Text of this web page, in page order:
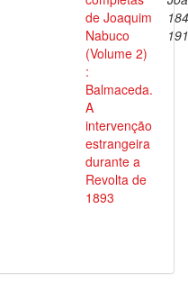
de Joaquim
Nabuco
(Volume 2)
:
Balmaceda.
A
intervenção
estrangeira
durante a
Revolta de
1893